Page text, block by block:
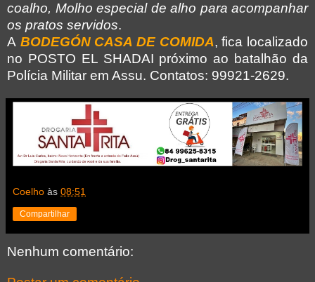
coalho, Molho especial de alho para acompanhar
os pratos servidos.
A BODEGÓN CASA DE COMIDA, fica localizado
no POSTO EL SHADAI próximo ao batalhão da
Polícia Militar em Assu. Contatos: 99921-2629.
Coelho às 08:51
Compartilhar
Nenhum comentário: